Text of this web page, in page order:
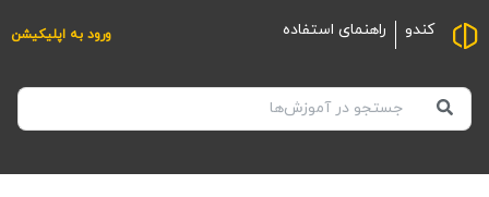
کندو راهنمای استفاده ورود به اپلیکیشن